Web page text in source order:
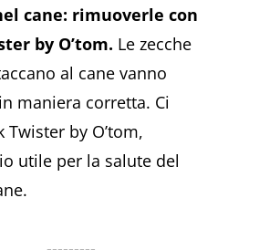
cane: rimuoverle con
by O’tom. Le zecche
al cane vanno
maniera corretta. Ci
Twister by O’tom,
utile per la salute del